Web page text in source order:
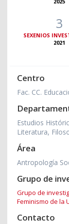
3
SEXENIOS
2021
Centro
Fac. CC.
Estudios
Literatura,
Área
Antropología
Grupo de
Grupo de
Feminismo de la
Contacto